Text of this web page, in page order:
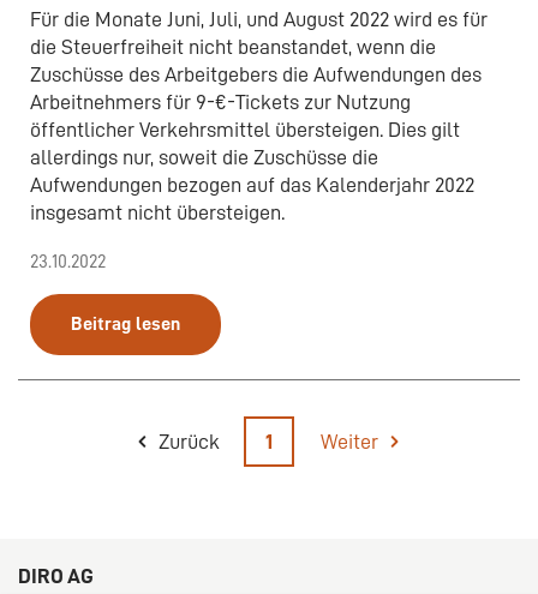
Für die Monate Juni, Juli, und August 2022 wird es für
die Steuerfreiheit nicht beanstandet, wenn die
Zuschüsse des Arbeitgebers die Aufwendungen des
Arbeitnehmers für 9-€-Tickets zur Nutzung
öffentlicher Verkehrsmittel übersteigen. Dies gilt
allerdings nur, soweit die Zuschüsse die
Aufwendungen bezogen auf das Kalenderjahr 2022
insgesamt nicht übersteigen.
23.10.2022
Beitrag lesen
Zurück 1 Weiter
DIRO AG